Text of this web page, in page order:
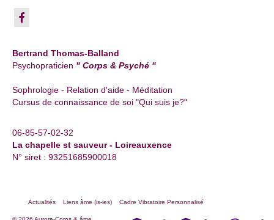
Bertrand Thomas-Balland
Psychopraticien " Corps & Psyché "
Sophrologie - Relation d'aide - Méditation
Cursus de connaissance de soi "Qui suis je?"
06-85-57-02-32
La chapelle st sauveur - Loireauxence
N° siret : 93251685900018
Actualités Liens âme (is-ies) Cadre Vibratoire Personnalisé